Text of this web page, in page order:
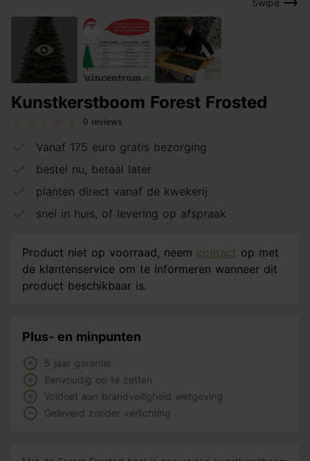
Swipe
Kunstkerstboom Forest Frosted
0 reviews
Vanaf 175 euro gratis bezorging
bestel nu, betaal later
planten direct vanaf de kwekerij
snel in huis, of levering op afspraak
Product niet op voorraad, neem contact op met
de klantenservice om te informeren wanneer dit
product beschikbaar is.
Plus- en minpunten
5 jaar garantie
Eenvoudig op te zetten
Voldoet aan brandveiligheid wetgeving
Geleverd zonder verlichting